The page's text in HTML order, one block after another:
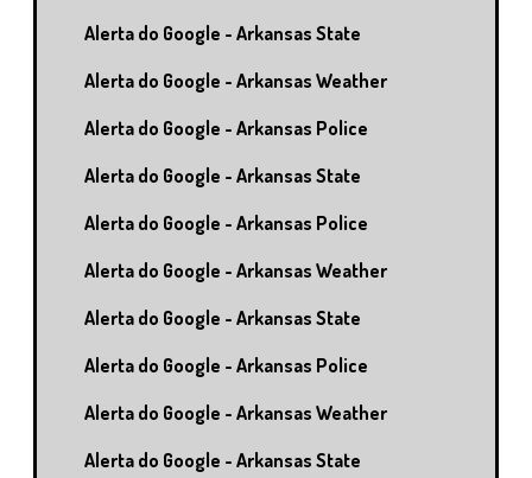
Alerta do Google - Arkansas State
Alerta do Google - Arkansas Weather
Alerta do Google - Arkansas Police
Alerta do Google - Arkansas State
Alerta do Google - Arkansas Police
Alerta do Google - Arkansas Weather
Alerta do Google - Arkansas State
Alerta do Google - Arkansas Police
Alerta do Google - Arkansas Weather
Alerta do Google - Arkansas State